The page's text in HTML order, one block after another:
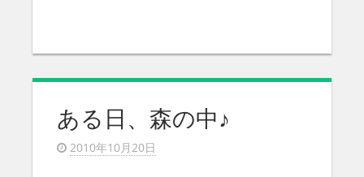
ある日、森の中♪
2010年10月20日